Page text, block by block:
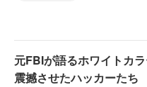
元FBIが語るホワイトカ
震撼させたハッカーたち